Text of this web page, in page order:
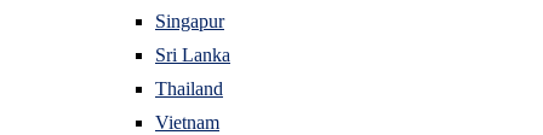
Singapur
Sri Lanka
Thailand
Vietnam